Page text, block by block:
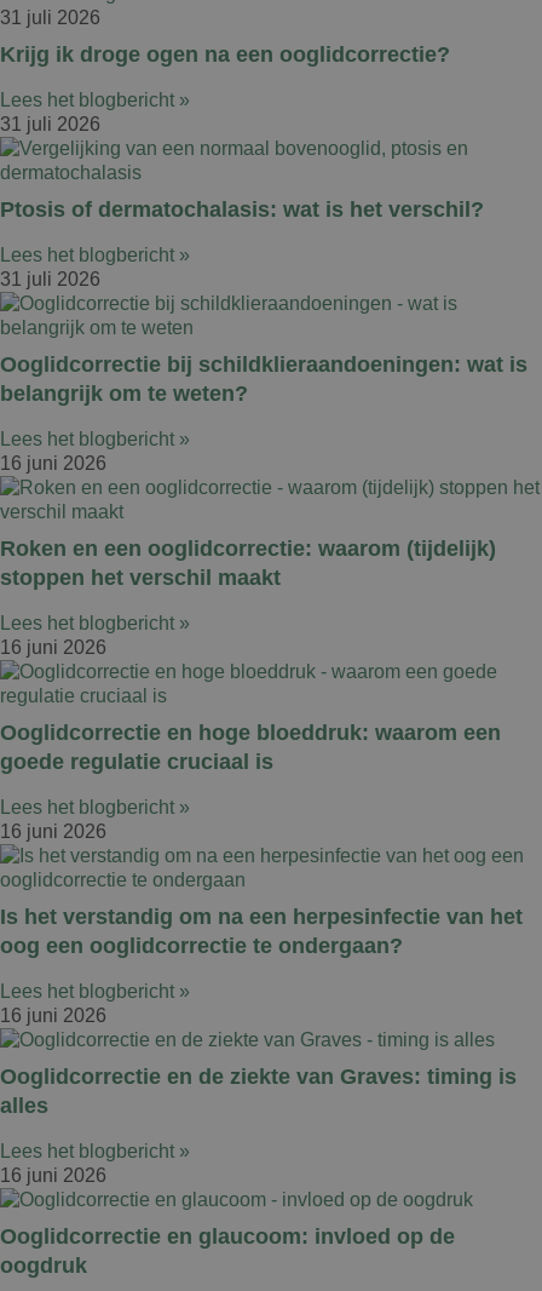
31 juli 2026
Krijg ik droge ogen na een ooglidcorrectie?
Lees het blogbericht »
31 juli 2026
Ptosis of dermatochalasis: wat is het verschil?
Lees het blogbericht »
31 juli 2026
Ooglidcorrectie bij schildklieraandoeningen: wat is
belangrijk om te weten?
Lees het blogbericht »
16 juni 2026
Roken en een ooglidcorrectie: waarom (tijdelijk)
stoppen het verschil maakt
Lees het blogbericht »
16 juni 2026
Ooglidcorrectie en hoge bloeddruk: waarom een
goede regulatie cruciaal is
Lees het blogbericht »
16 juni 2026
Is het verstandig om na een herpesinfectie van het
oog een ooglidcorrectie te ondergaan?
Lees het blogbericht »
16 juni 2026
Ooglidcorrectie en de ziekte van Graves: timing is
alles
Lees het blogbericht »
16 juni 2026
Ooglidcorrectie en glaucoom: invloed op de
oogdruk